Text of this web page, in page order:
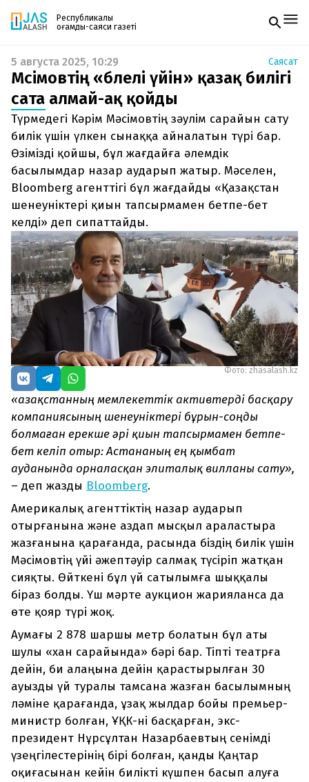
Республикалық
қоғамдық-саяси газеті
Жаңалықтар
Спорт
Live
Руханият
Аймақ
Архив
Заң және тәртіп
Редакциямен байланыс
+7 708 604 51 06
Жарнама бөлімі
+7 701 220 64 52
Пошта
zhasalash100@gmail.com
Газетке жазылу
PDF форматтағы газетті ай сайын электронды
поштаңызға алып отырыңыз. Жаңа нөмір
шыққан сәтте сізге бірден жіберіледі. Тек email
енгізіңіз, біз қалғанын өзіміз жібереміз.
5 августа 2025, 10:29 Саясат
Мәсімовтің «бәлелі үйін» қазақ билігі
сата алмай-ақ қойды
Түрмедегі Кәрім Мәсімовтің зәулім сарайын сату
билік үшін үлкен сынаққа айналатын түрі бар.
Өзімізді қойшы, бұл жағдайға әлемдік
басылымдар назар аударып жатыр. Мәселен,
Bloomberg агенттігі бұл жағдайды «Қазақстан
шенеуніктері қиын тапсырмамен бетпе-бет
келді» деп сипаттайды.
Фото: zhasalash.kz
«Қазақстанның мемлекеттік активтерді басқару
компаниясының шенеуніктері бұрын-соңды
болмаған ерекше әрі қиын тапсырмамен бетпе-
бет келіп отыр: Астананың ең қымбат
ауданында орналасқан элиталық вилланы сату»,
– деп жазды Bloomberg.
Америкалық агенттіктің назар аударып
отырғанына және аздап мысқыл араластыра
жазғанына қарағанда, расында біздің билік үшін
Мәсімовтің үйі әжептәуір салмақ түсіріп жатқан
сияқты. Өйткені бұл үй сатылымға шыққалы
біраз болды. Үш мәрте аукцион жарияланса да
өте қояр түрі жоқ.
Аумағы 2 878 шаршы метр болатын бұл аты
шулы «хан сарайында» бәрі бар. Тіпті театрға
дейін, би алаңына дейін қарастырылған 30
ауызды үй туралы тамсана жазған басылымның
ләміне қарағанда, ұзақ жылдар бойы премьер-
министр болған, ҰҚК-ні басқарған, экс-
президент Нұрсұлтан Назарбаевтың сенімді
үзеңгілестерінің бірі болған, қанды Қаңтар
оқиғасынан кейін билікті күшпен басып алуға